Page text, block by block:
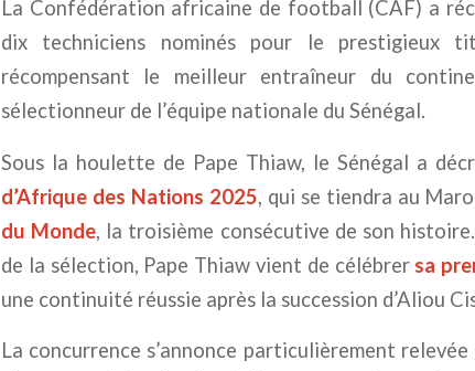
La Confédération africaine de football (CAF) a
dix techniciens nominés pour le prestigieux
récompensant le meilleur entraîneur du
sélectionneur de l’équipe nationale du Sénégal.
Sous la houlette de Pape Thiaw, le Sénégal a
d’Afrique des Nations 2025, qui se tiendra au
du Monde, la troisième consécutive de son
de la sélection, Pape Thiaw vient de célébrer sa
une continuité réussie après la succession d’Aliou
La concurrence s’annonce particulièrement